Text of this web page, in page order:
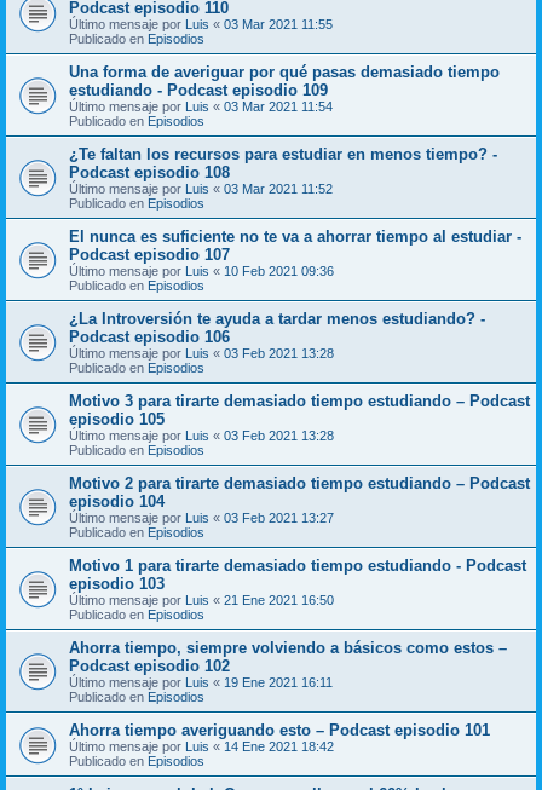
Podcast episodio 110
Último mensaje por Luis « 03 Mar 2021 11:55
Publicado en Episodios
Una forma de averiguar por qué pasas demasiado tiempo
estudiando - Podcast episodio 109
Último mensaje por Luis « 03 Mar 2021 11:54
Publicado en Episodios
¿Te faltan los recursos para estudiar en menos tiempo? -
Podcast episodio 108
Último mensaje por Luis « 03 Mar 2021 11:52
Publicado en Episodios
El nunca es suficiente no te va a ahorrar tiempo al estudiar -
Podcast episodio 107
Último mensaje por Luis « 10 Feb 2021 09:36
Publicado en Episodios
¿La Introversión te ayuda a tardar menos estudiando? -
Podcast episodio 106
Último mensaje por Luis « 03 Feb 2021 13:28
Publicado en Episodios
Motivo 3 para tirarte demasiado tiempo estudiando – Podcast
episodio 105
Último mensaje por Luis « 03 Feb 2021 13:28
Publicado en Episodios
Motivo 2 para tirarte demasiado tiempo estudiando – Podcast
episodio 104
Último mensaje por Luis « 03 Feb 2021 13:27
Publicado en Episodios
Motivo 1 para tirarte demasiado tiempo estudiando - Podcast
episodio 103
Último mensaje por Luis « 21 Ene 2021 16:50
Publicado en Episodios
Ahorra tiempo, siempre volviendo a básicos como estos –
Podcast episodio 102
Último mensaje por Luis « 19 Ene 2021 16:11
Publicado en Episodios
Ahorra tiempo averiguando esto – Podcast episodio 101
Último mensaje por Luis « 14 Ene 2021 18:42
Publicado en Episodios